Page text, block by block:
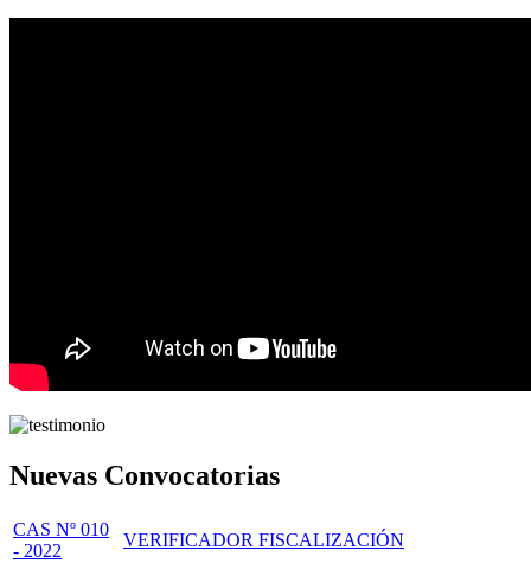
Nuevas Convocatorias
CAS Nº 010
- 2022
VERIFICADOR FISCALIZACIÓN